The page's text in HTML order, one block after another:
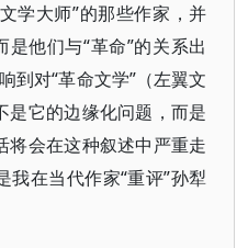
学大师”的那些作家，并
是他们与“革命”的关系出
到对“革命文学”（左翼文
是它的边缘化问题，而是
将会在这种叙述中严重走
我在当代作家“重评”孙犁